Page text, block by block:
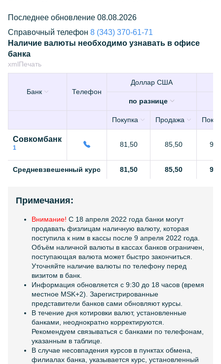
Последнее обновление 08.08.2026
Справочный телефон 8 (343) 370-61-71
Наличие валюты необходимо узнавать в офисе
банка
xmlПечать
Банк Телефон
Доллар США
по разнице
Покупка Продажа
Совкомбанк
1 81,50 85,50
Средневзвешенный курс 81,50 85,50
Примечания:
Внимание! C 18 апреля 2022 года банки могут
продавать физлицам наличную валюту, которая
поступила к ним в кассы после 9 апреля 2022 года.
Объём наличной валюты в кассах банков ограничен,
поступающая валюта может быстро закончиться.
Уточняйте наличие валюты по телефону перед
визитом в банк.
Информация обновляется с 9:30 до 18 часов (время
местное MSK+2). Зарегистрированные
представители банков сами обновляют курсы.
В течение дня котировки валют, установленные
банками, неоднократно корректируются.
Рекомендуем связываться с банками по телефонам,
указанным в таблице.
В случае несовпадения курсов в пунктах обмена,
филиалах банка, указывается курс, установленный